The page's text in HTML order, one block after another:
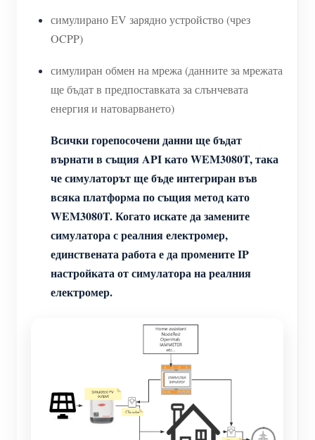
симулирано EV зарядно устройство (чрез
OCPP)
симулиран обмен на мрежа (данните за мрежата
ще бъдат в предпоставката за слънчевата
енергия и натоварването)
Всички горепосочени данни ще бъдат
върнати в същия API като WEM3080T, така
че симулаторът ще бъде интегриран във
всяка платформа по същия метод като
WEM3080T. Когато искате да замените
симулатора с реалния електромер,
единствената работа е да промените IP
настройката от симулатора на реалния
електромер.